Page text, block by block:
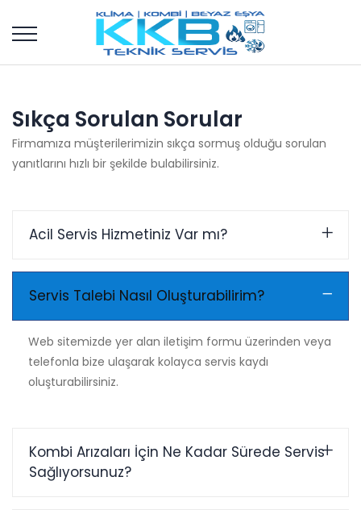
Sıkça Sorulan Sorular
Firmamıza müşterilerimizin sıkça sormuş olduğu sorulan
yanıtlarını hızlı bir şekilde bulabilirsiniz.
Acil Servis Hizmetiniz Var mı?
Servis Talebi Nasıl Oluşturabilirim?
Web sitemizde yer alan iletişim formu üzerinden veya
telefonla bize ulaşarak kolayca servis kaydı
oluşturabilirsiniz.
Kombi Arızaları İçin Ne Kadar Sürede Servis
Sağlıyorsunuz?